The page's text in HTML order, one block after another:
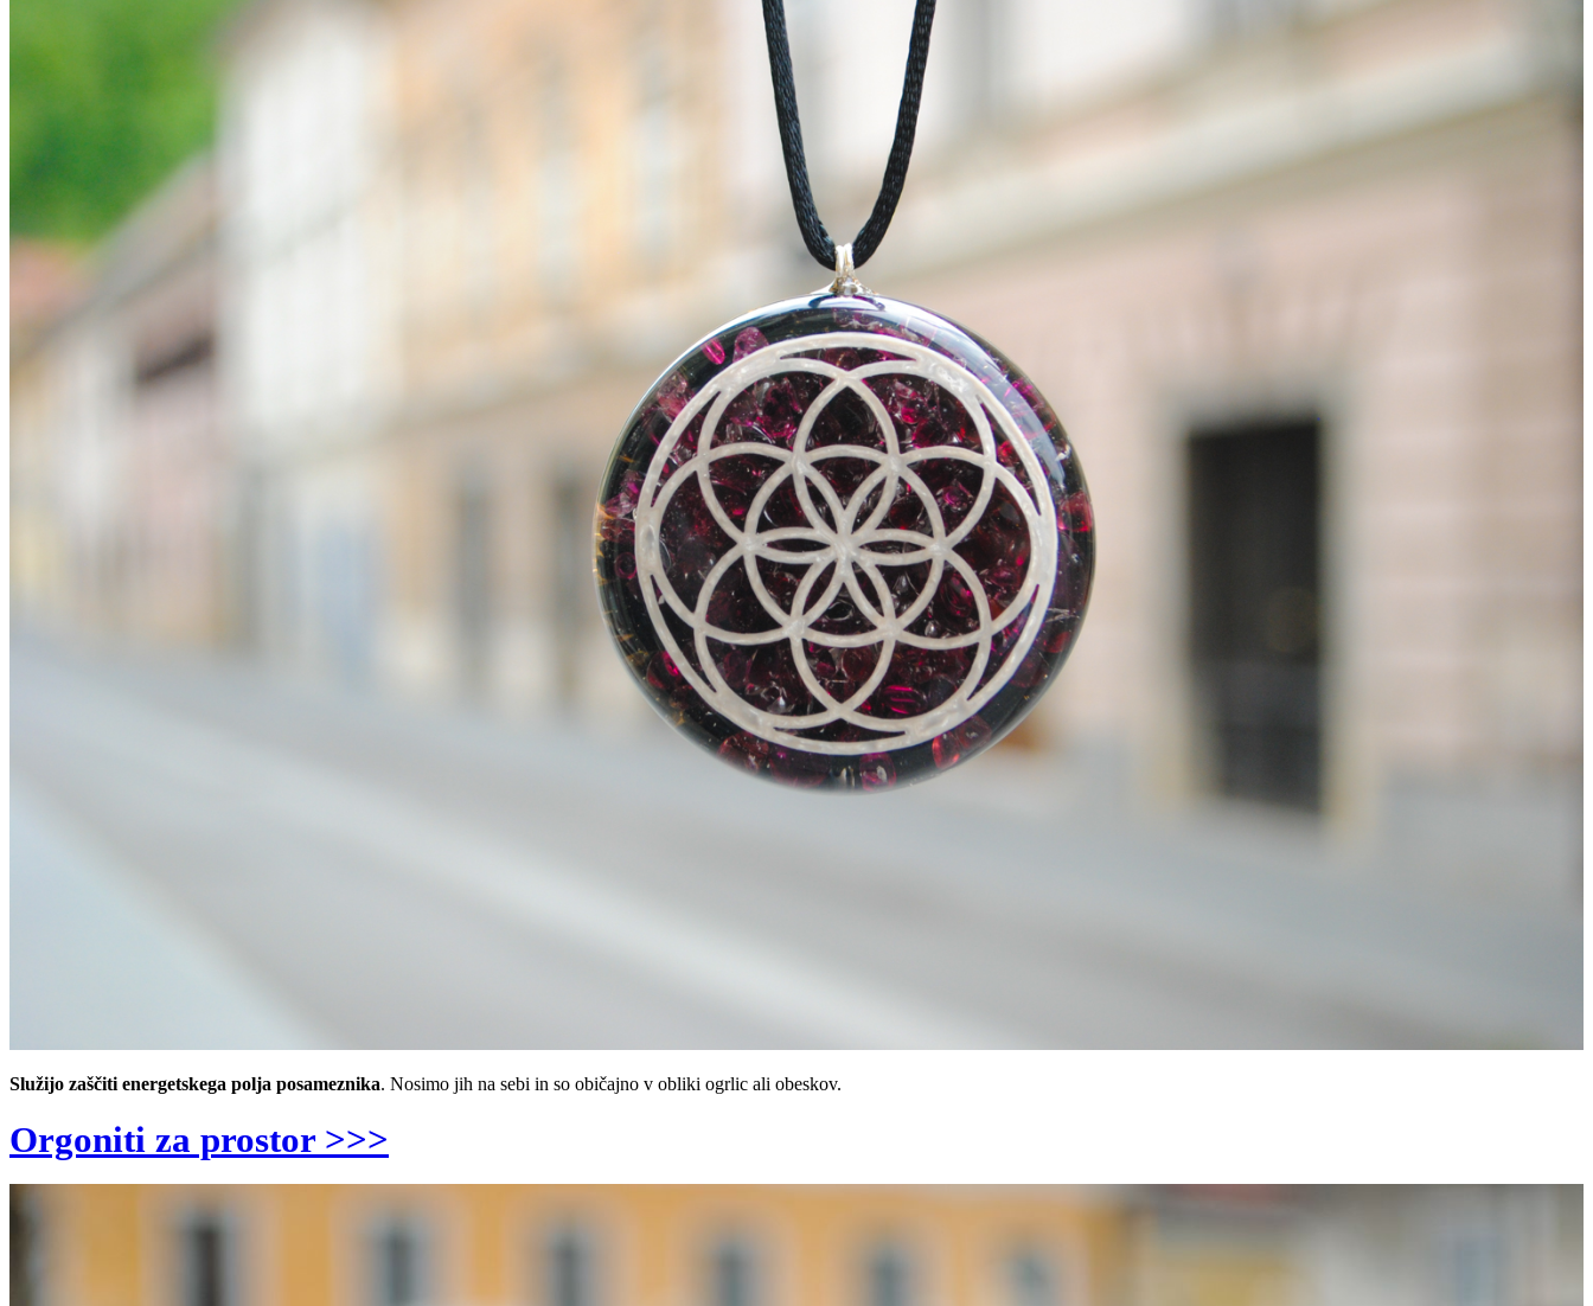
Služijo zaščiti energetskega polja posameznika. Nosimo jih na sebi in so običajno v obliki ogrlic ali obeskov.
Orgoniti za prostor >>>